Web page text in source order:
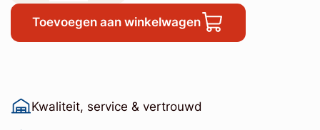
Toevoegen aan winkelwagen
Kwaliteit, service & vertrouwd